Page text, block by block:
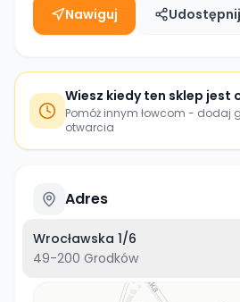
Nawiguj Udostępnij
Wiesz kiedy ten sklep jest
Pomóż innym łowcom - dodaj
otwarcia
Adres
Wrocławska 1/6
49-200 Grodków